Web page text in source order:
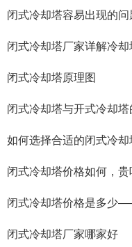
闭式冷却塔容易出现的问
闭式冷却塔厂家详解冷
闭式冷却塔原理图
闭式冷却塔与开式冷却塔
如何选择合适的闭式冷却
闭式冷却塔价格如何，贵
闭式冷却塔价格是多少
闭式冷却塔厂家哪家好